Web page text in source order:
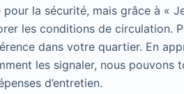
pour la sécurité, mais grâce à «
les conditions de circulation.
dans votre quartier. En
les signaler, nous pouvons
d’entretien.